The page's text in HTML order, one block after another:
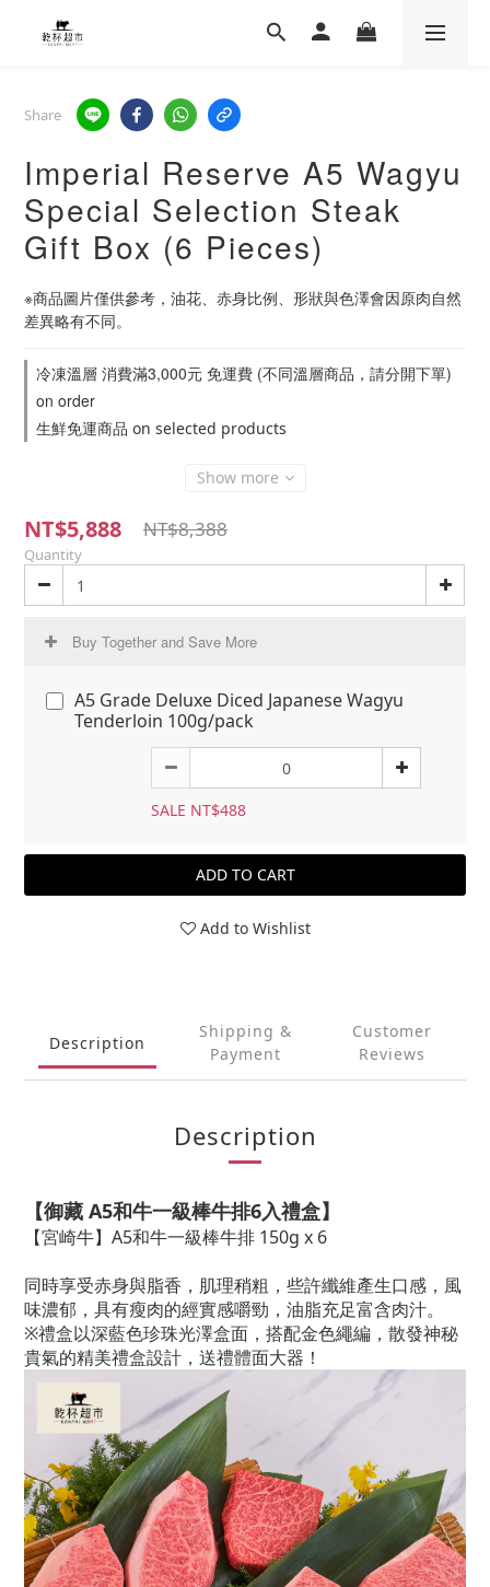
Share
Imperial Reserve A5 Wagyu
Special Selection Steak
Gift Box (6 Pieces)
※商品圖片僅供參考，油花、赤身比例、形狀與色澤會因原肉自然
差異略有不同。
冷凍溫層 消費滿3,000元 免運費 (不同溫層商品，請分開下單)
on order
生鮮免運商品 on selected products
Show more
NT$5,888 NT$8,388
Quantity
Buy Together and Save More
A5 Grade Deluxe Diced Japanese Wagyu
Tenderloin 100g/pack
SALE NT$488
ADD TO CART
Add to Wishlist
Description
Shipping &
Payment
Customer
Reviews
Description
【御藏 A5和牛一級棒牛排6入禮盒】
【宮崎牛】A5和牛一級棒牛排 150g x 6
同時享受赤身與脂香，肌理稍粗，些許纖維產生口感，風
味濃郁，具有瘦肉的經實感嚼勁，油脂充足富含肉汁。
※禮盒以深藍色珍珠光澤盒面，搭配金色繩編，散發神秘
貴氣的精美禮盒設計，送禮體面大器！